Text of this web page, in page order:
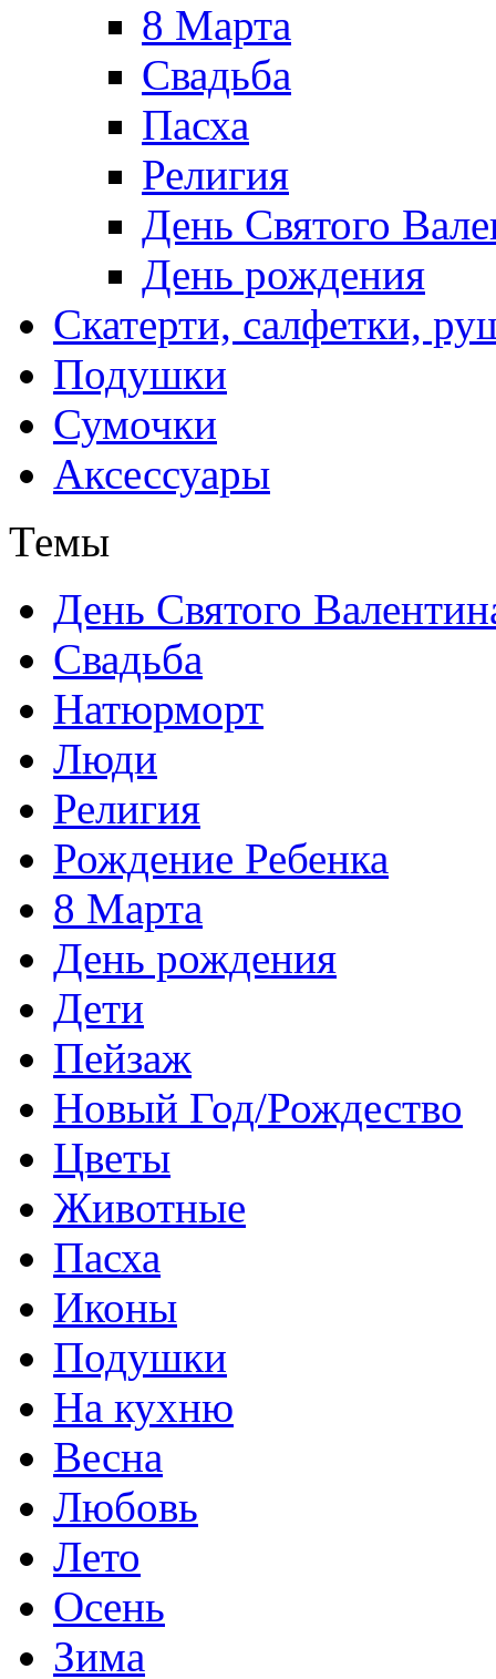
8 Марта
Свадьба
Пасха
Религия
День Святого
День рождения
Скатерти, салфетки,
Подушки
Сумочки
Аксессуары
Темы
День Святого
Свадьба
Натюрморт
Люди
Религия
Рождение Ребенка
8 Марта
День рождения
Дети
Пейзаж
Новый Год/Рождество
Цветы
Животные
Пасха
Иконы
Подушки
На кухню
Весна
Любовь
Лето
Осень
Зима